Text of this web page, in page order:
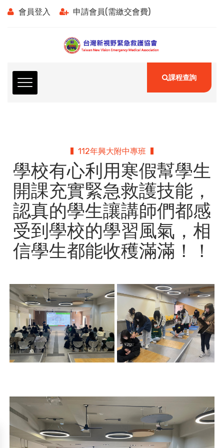
會員登入 申請會員(需繳交會費)
課程查詢
112年興大附中專班
學校有心利用寒假幫學生
開課充實緊急救護技能，
認真的學生讓講師們都感
受到學校的學習風氣，相
信學生都能收穫滿滿！！
Next